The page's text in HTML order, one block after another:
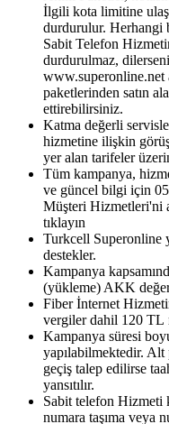
İlgili kota limitine
durdurulur. Herhangi
Sabit Telefon
durdurulmaz,
www.superonline.net
paketlerinden satın
ettirebilirsiniz.
Katma değerli
hizmetine ilişkin
yer alan tarifeler
Tüm kampanya,
ve güncel bilgi için
Müşteri Hizmetleri'ni
tıklayın
Turkcell Superonline
destekler.
Kampanya
(yükleme) AKK
Fiber İnternet
vergiler dahil 120 TL
Kampanya süresi
yapılabilmektedir. Alt
geçiş talep edilirse
yansıtılır.
Sabit telefon Hizmeti
numara taşıma veya